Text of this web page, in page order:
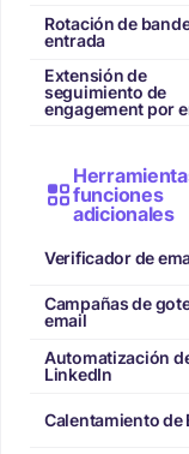
Rotación de
entrada
Extensión de
seguimiento de
engagement por
funciones
adicionales
Verificador de
Campañas de
email
Automatización
LinkedIn
Calentamiento de